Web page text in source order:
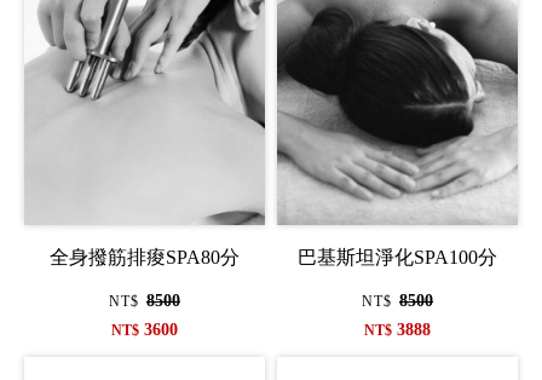
全身撥筋排痠SPA80分
NT$ 8500
NT$ 3600
巴基斯坦淨化SPA100分
NT$ 8500
NT$ 3888